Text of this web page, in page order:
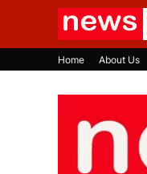
Home About Us